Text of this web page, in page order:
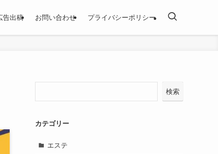
告出稿 お問い合わせ プライバシーポリシー
検索
カテゴリー
エステ